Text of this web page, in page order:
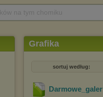
Grafika
sortuj według: